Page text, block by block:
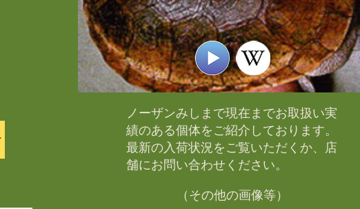
ノーザンみしまで現在までお取扱い実
績のある個体をご紹介しております。​
最新の入荷状況をご覧いただくか、店
舗にお問い合わせください。​
（その他の画像等）